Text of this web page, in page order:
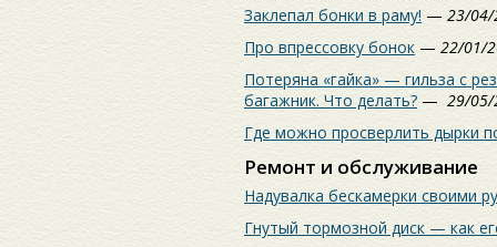
Заклепал бонки в раму! — 23/04/
Про впрессовку бонок — 22/01/
Потеряна «гайка» — гильза с
багажник. Что делать? — 29/05/
Где можно просверлить дырки
Ремонт и обслуживание
Надувалка бескамерки своими
Гнутый тормозной диск — как